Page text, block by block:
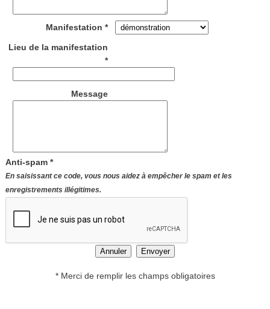
Manifestation *
Lieu de la manifestation
*
Message
Anti-spam *
En saisissant ce code, vous nous aidez à empêcher le spam et les
enregistrements illégitimes.
* Merci de remplir les champs obligatoires